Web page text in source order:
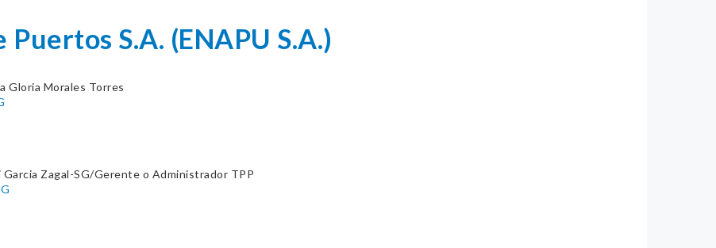
S.A. (ENAPU S.A.)
Gloria Morales Torres
Garcia Zagal-SG/Gerente o Administrador TPP